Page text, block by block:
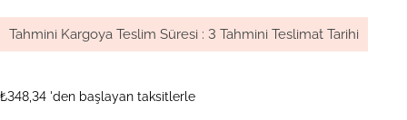
Tahmini Kargoya Teslim Süresi : 3 Tahmini Teslimat Tarihi
₺348,34 'den başlayan taksitlerle